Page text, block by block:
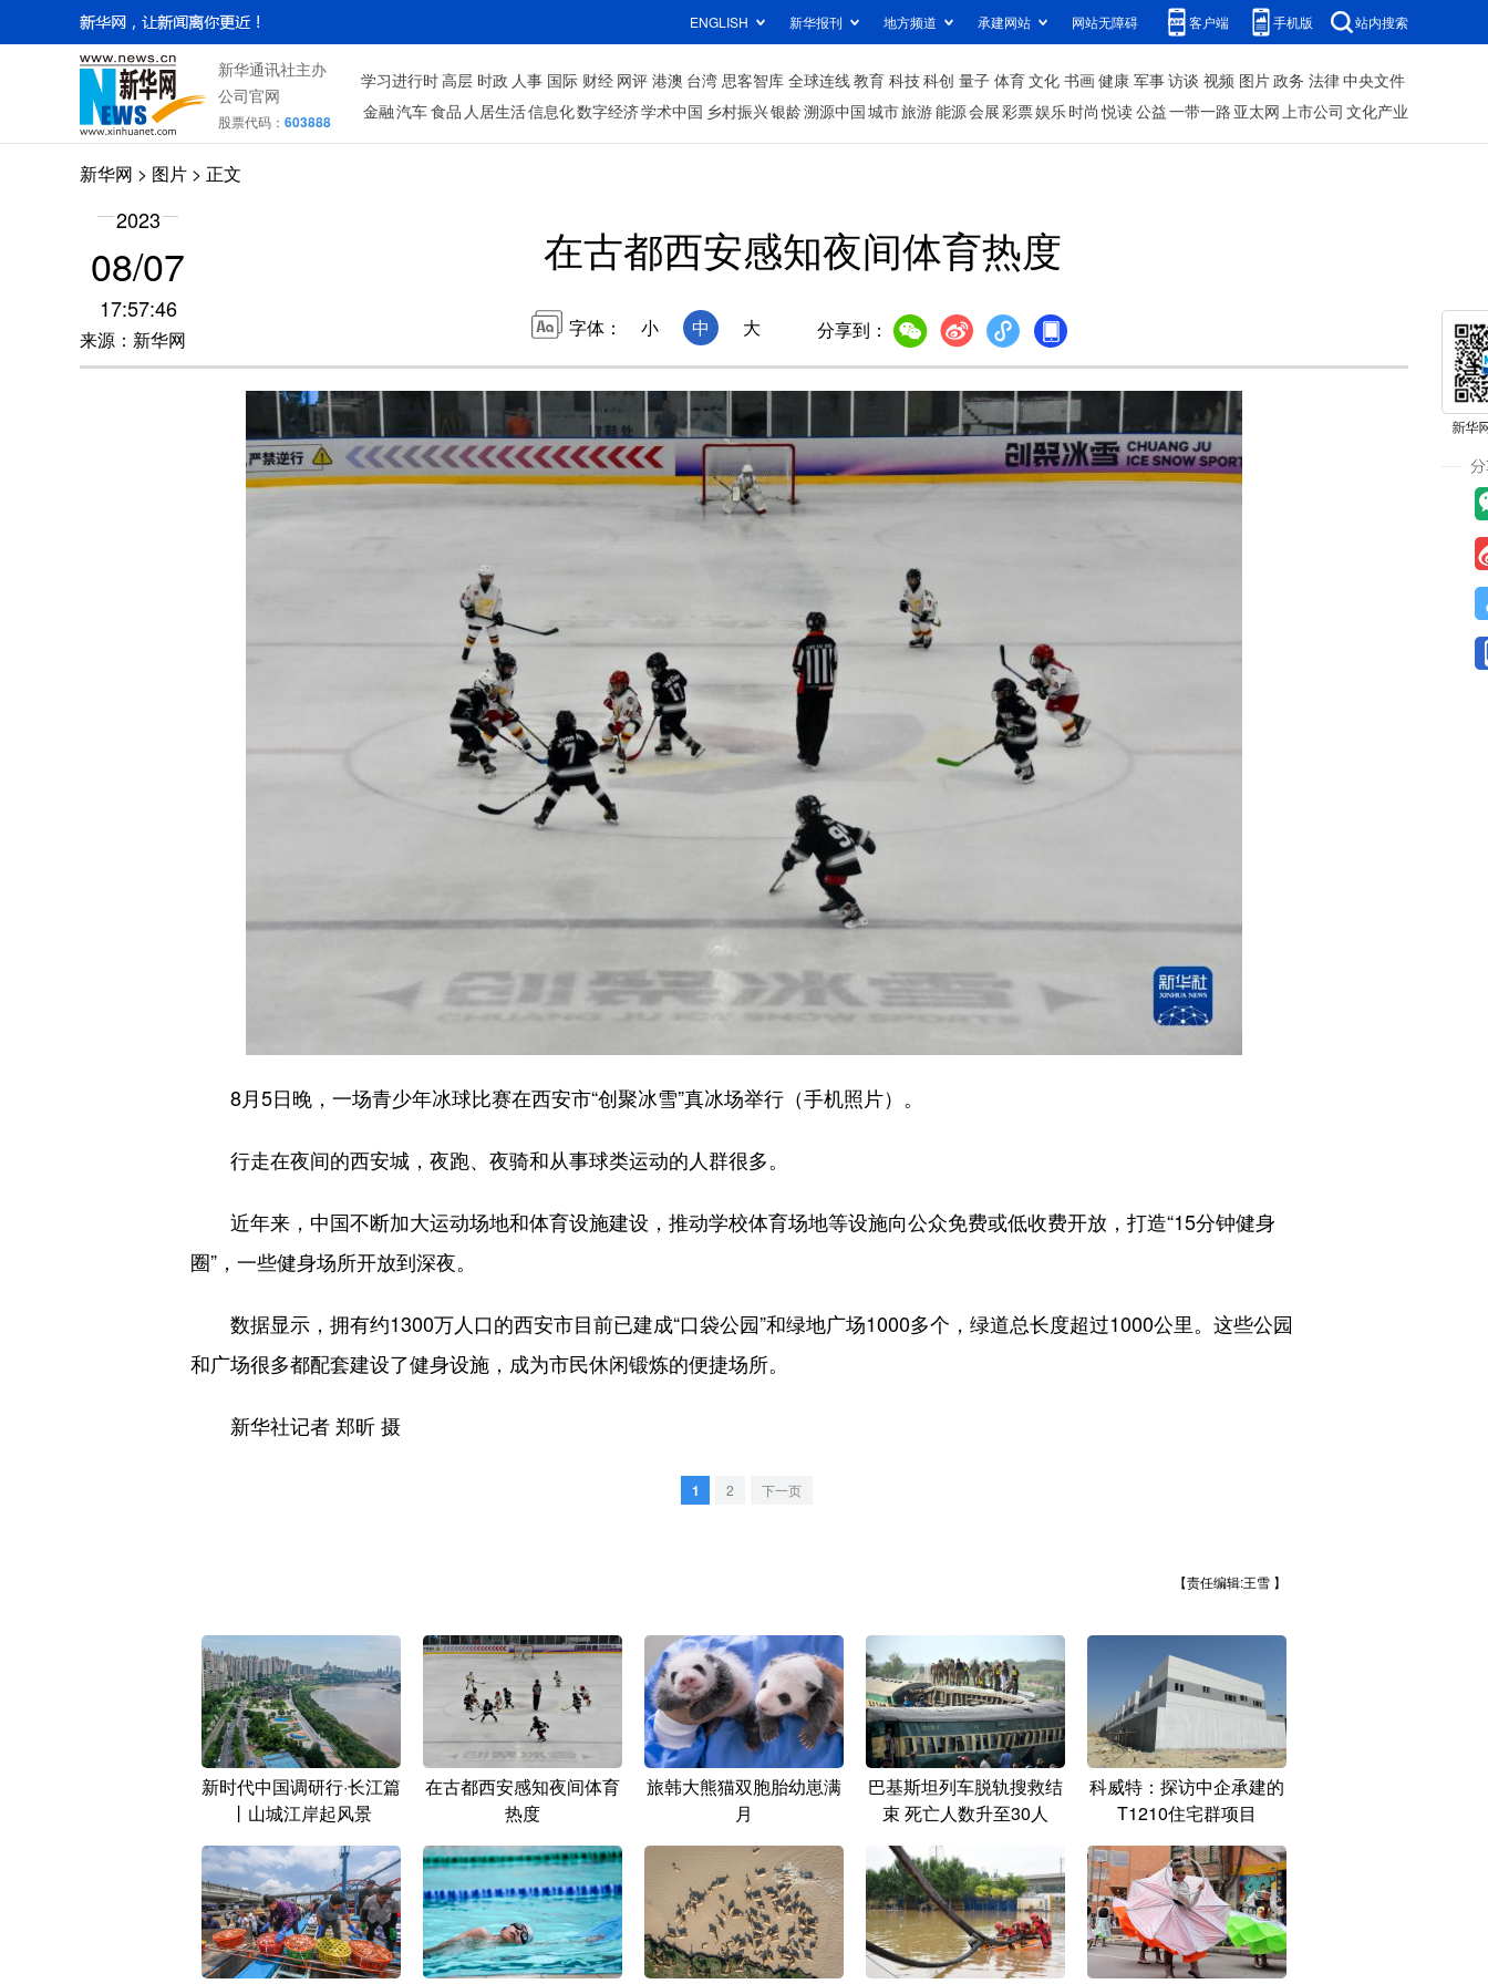
ENGLISH 新华报刊 地方频道 承建网站 网站无障碍 客户端 手机版 站内搜索
新华通讯社主办
公司官网
股票代码： 603888
学习进行时高层 时政 人事 国际 财经 网评 港澳 台湾 思客智库 全球连线教育 科技科创 量子 体育文化 书画健康 军事访谈 视频 图片政务 法律中央文件
金融汽车食品 人居生活信息化数字经济学术中国 乡村振兴银龄溯源中国城市旅游能源会展彩票娱乐时尚 悦读公益一带一路 亚太网上市公司 文化产业
新华网 > 图片 > 正文
2023
08/07
17:57:46
来源：新华网
在古都西安感知夜间体育热度
字体： 小 中 大 分享到：
8月5日晚，一场青少年冰球比赛在西安市“创聚冰雪”真冰场举行（手机照片）。
行走在夜间的西安城，夜跑、夜骑和从事球类运动的人群很多。
近年来，中国不断加大运动场地和体育设施建设，推动学校体育场地等设施向公众免费或低收费开放，打造“15分钟健身
圈”，一些健身场所开放到深夜。
数据显示，拥有约1300万人口的西安市目前已建成“口袋公园”和绿地广场1000多个，绿道总长度超过1000公里。这些公园
和广场很多都配套建设了健身设施，成为市民休闲锻炼的便捷场所。
新华社记者 郑昕 摄
1 2 下一页
【责任编辑:王雪 】
新时代中国调研行·长江篇
丨山城江岸起风景
在古都西安感知夜间体育
热度
旅韩大熊猫双胞胎幼崽满
月
巴基斯坦列车脱轨搜救结
束 死亡人数升至30人
科威特：探访中企承建的
T1210住宅群项目